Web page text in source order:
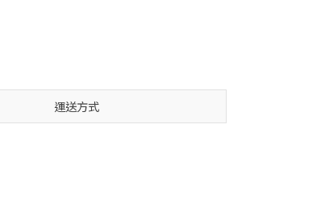
運送方式